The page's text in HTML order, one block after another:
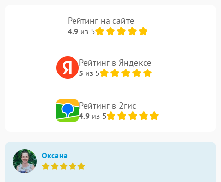
Рейтинг на сайте
4.9из 5
Рейтинг в Яндексе
5 из 5
Рейтинг в 2гис
4.9из 5
Оксана